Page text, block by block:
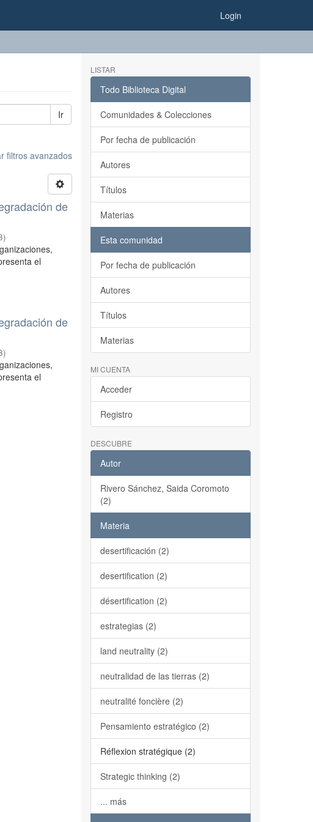
Login
Ir
filtros avanzados
de
)
el
de
)
el
LISTAR
Todo Biblioteca Digital
Comunidades & Colecciones
Por fecha de publicación
Autores
Títulos
Materias
Esta comunidad
Por fecha de publicación
Autores
Títulos
Materias
MI CUENTA
Acceder
Registro
DESCUBRE
Autor
Rivero Sánchez, Saida Coromoto
(2)
Materia
desertificación (2)
desertification (2)
désertification (2)
estrategias (2)
land neutrality (2)
neutralidad de las tierras (2)
neutralité foncière (2)
Pensamiento estratégico (2)
Réflexion stratégique (2)
Strategic thinking (2)
... más